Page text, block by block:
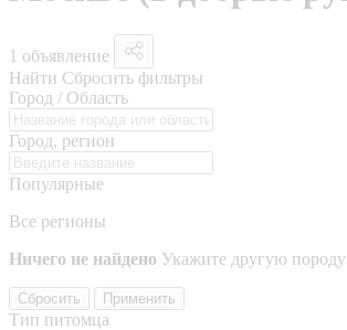
1 объявление
Найти Сбросить фильтры
Город / Область
Город, регион
Популярные
Все регионы
Ничего не найдено Укажите другую породу
Сбросить Применить
Тип питомца